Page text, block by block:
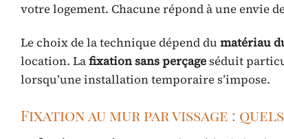
votre logement. Chacune répond à une envie
Le choix de la technique dépend du matériau
location. Lafixation sans perçageséduit
lorsqu’une installation temporaire s’impose.
Fixation au mur par vissage :